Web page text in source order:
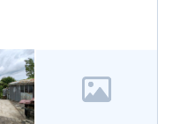
le jardinage,
et massages